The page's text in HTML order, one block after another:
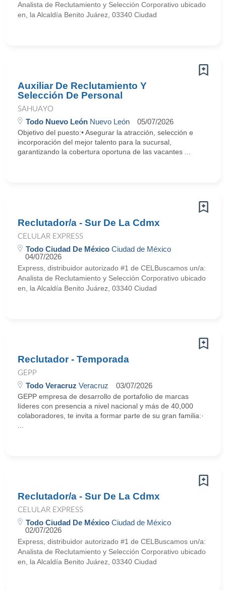
Analista de Reclutamiento y Selección Corporativo ubicado
en, la Alcaldía Benito Juárez, 03340 Ciudad
Auxiliar De Reclutamiento Y
Selección De Personal
SAHUAYO
Todo Nuevo León Nuevo León 05/07/2026
Objetivo del puesto:• Asegurar la atracción, selección e
incorporación del mejor talento para la sucursal,
garantizando la cobertura oportuna de las vacantes ...
Reclutador/a - Sur De La Cdmx
CELULAR EXPRESS
Todo Ciudad De México Ciudad de México
04/07/2026
Express, distribuidor autorizado #1 de CELBuscamos un/a:
Analista de Reclutamiento y Selección Corporativo ubicado
en, la Alcaldía Benito Juárez, 03340 Ciudad
Reclutador - Temporada
GEPP
Todo Veracruz Veracruz 03/07/2026
GEPP empresa de desarrollo de portafolio de marcas
líderes con presencia a nivel nacional y más de 40,000
colaboradores, te invita a formar parte de su gran familia:·
Reclutador/a - Sur De La Cdmx
CELULAR EXPRESS
Todo Ciudad De México Ciudad de México
02/07/2026
Express, distribuidor autorizado #1 de CELBuscamos un/a:
Analista de Reclutamiento y Selección Corporativo ubicado
en, la Alcaldía Benito Juárez, 03340 Ciudad